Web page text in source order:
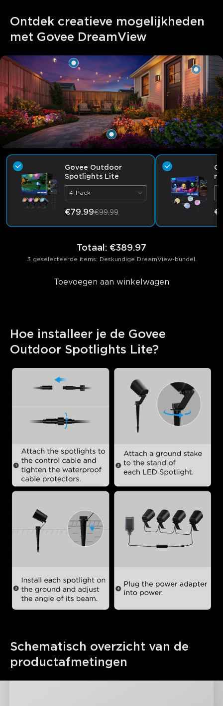
Ontdek creatieve mogelijkheden
met Govee DreamView
Govee Outdoor
Spotlights Lite
4-Pack
€79.99€99.99
Totaal : €389.97
3 geselecteerde items: Deskundige DreamView-bundel.
Toevoegen aan winkelwagen
Hoe installeer je de Govee
Outdoor Spotlights Lite?
Schematisch overzicht van de
productafmetingen